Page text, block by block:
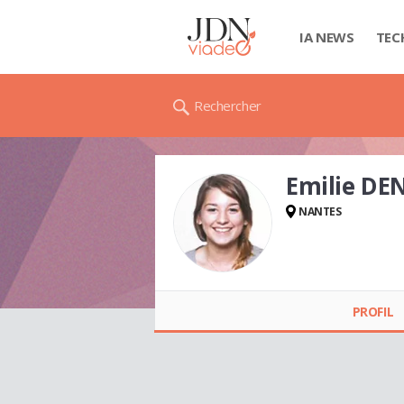
IA NEWS
Rechercher
Emilie
NANTES
PROFIL